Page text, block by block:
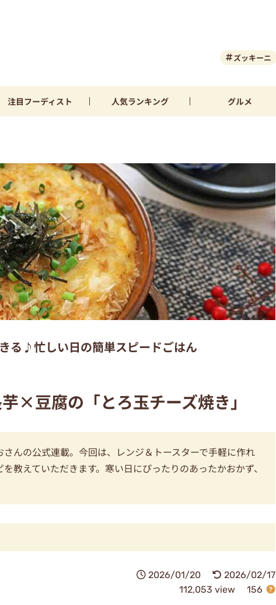
ズッキーニ
注目フーディスト 人気ランキング グルメ
る♪忙しい日の簡単スピードごはん
×豆腐の「とろ玉チーズ焼き」
んの公式連載。今回は、レンジ＆トースターで手軽に作れ
教えていただきます。寒い日にぴったりのあったかおかず、
2026/01/20
2026/02/17
112,053 view
156